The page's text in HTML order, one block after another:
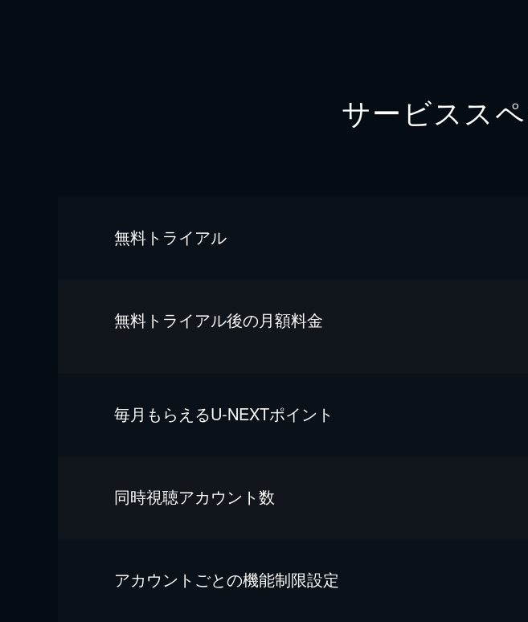
サービスス
無料トライアル
無料トライアル後の⽉額料金
毎⽉もらえるU-NEXTポイント
同時視聴アカウント数
アカウントごとの機能制限設定